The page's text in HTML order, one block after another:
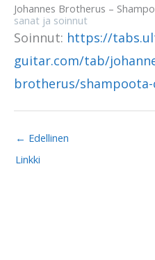
Johannes Brotherus –
sanat ja soinnut
Soinnut: https://
guitar.com/tab/
brotherus/shampoota-
← Edellinen
Linkki